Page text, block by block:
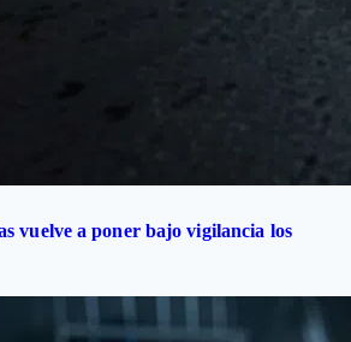
vuelve a poner bajo vigilancia los